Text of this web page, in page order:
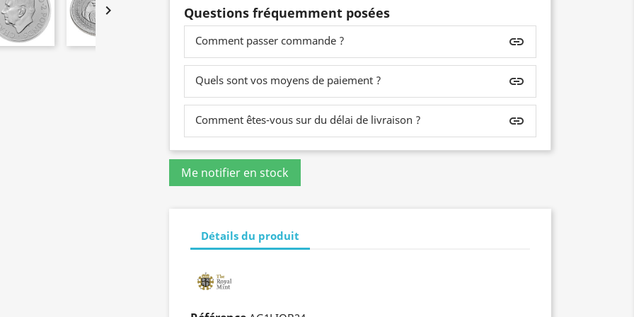
 Questions fréquemment posées
Comment passer commande ? insert_link
Quels sont vos moyens de paiement ? insert_link
Comment êtes-vous sur du délai de livraison ? insert_link
Détails du produit